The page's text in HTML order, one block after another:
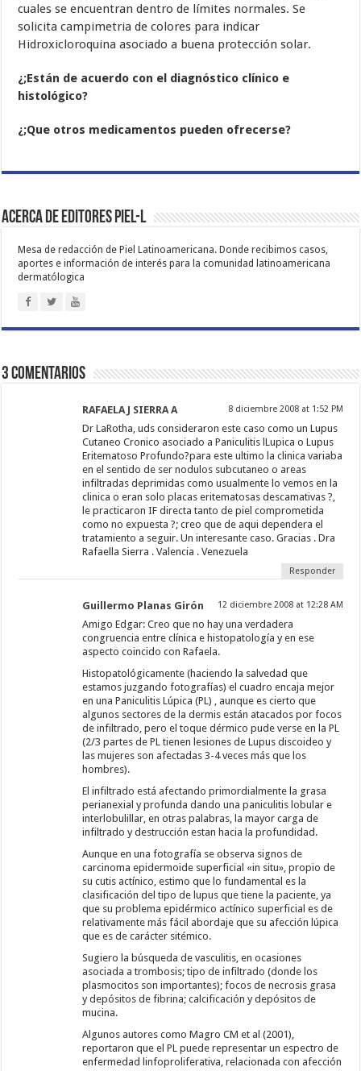
cuales se encuentran dentro de límites normales. Se
solicita campimetria de colores para indicar
Hidroxicloroquina asociado a buena protección solar.
¿;Están de acuerdo con el diagnóstico clínico e
histológico?
¿;Que otros medicamentos pueden ofrecerse?
Acerca de Editores PIEL-L
Mesa de redacción de Piel Latinoamericana. Donde recibimos casos,
aportes e información de interés para la comunidad latinoamericana
dermatólogica
3 comentarios
RAFAELA J SIERRA A 8 diciembre 2008 at 1:52 PM
Dr LaRotha, uds consideraron este caso como un Lupus
Cutaneo Cronico asociado a Paniculitis lLupica o Lupus
Eritematoso Profundo?para este ultimo la clinica variaba
en el sentido de ser nodulos subcutaneo o areas
infiltradas deprimidas como usualmente lo vemos en la
clinica o eran solo placas eritematosas descamativas ?,
le practicaron IF directa tanto de piel comprometida
como no expuesta ?; creo que de aqui dependera el
tratamiento a seguir. Un interesante caso. Gracias . Dra
Rafaella Sierra . Valencia . Venezuela
Responder
Guillermo Planas Girón 12 diciembre 2008 at 12:28 AM
Amigo Edgar: Creo que no hay una verdadera
congruencia entre clínica e histopatología y en ese
aspecto coincido con Rafaela.
Histopatológicamente (haciendo la salvedad que
estamos juzgando fotografías) el cuadro encaja mejor
en una Paniculitis Lúpica (PL) , aunque es cierto que
algunos sectores de la dermis están atacados por focos
de infiltrado, pero el toque dérmico pude verse en la PL
(2/3 partes de PL tienen lesiones de Lupus discoideo y
las mujeres son afectadas 3-4 veces más que los
hombres).
El infiltrado está afectando primordialmente la grasa
perianexial y profunda dando una paniculitis lobular e
interlobulillar, en otras palabras, la mayor carga de
infiltrado y destrucción estan hacia la profundidad.
Aunque en una fotografía se observa signos de
carcinoma epidermoide superficial «in situ», propio de
su cutis actínico, estimo que lo fundamental es la
clasificación del tipo de lupus que tiene la paciente, ya
que su problema epidérmico actínico superficial es de
relativamente más fácil abordaje que su afección lúpica
que es de carácter sitémico.
Sugiero la búsqueda de vasculitis, en ocasiones
asociada a trombosis; tipo de infiltrado (donde los
plasmocitos son importantes); focos de necrosis grasa
y depósitos de fibrina; calcificación y depósitos de
mucina.
Algunos autores como Magro CM et al (2001),
reportaron que el PL puede representar un espectro de
enfermedad linfoproliferativa, relacionada con afección